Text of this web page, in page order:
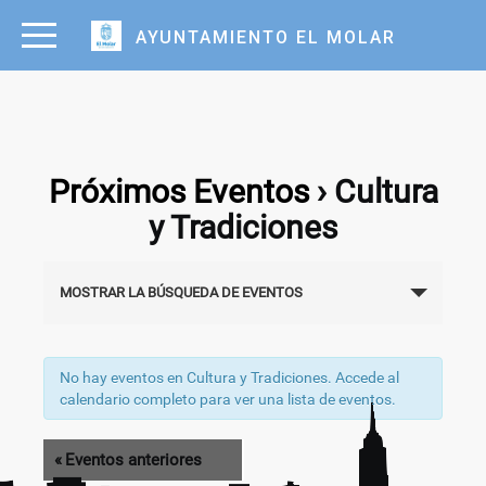
AYUNTAMIENTO EL MOLAR
Próximos Eventos› Cultura
y Tradiciones
Navegación
búsqueda
vistas
de
MOSTRAR LA BÚSQUEDA DE EVENTOS
No hay eventos en Cultura y Tradiciones. Accede al
calendario completo para ver una lista de eventos.
« Eventos anteriores